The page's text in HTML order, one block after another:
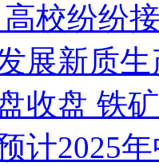
校纷纷接
展新质
收盘 铁
计2025